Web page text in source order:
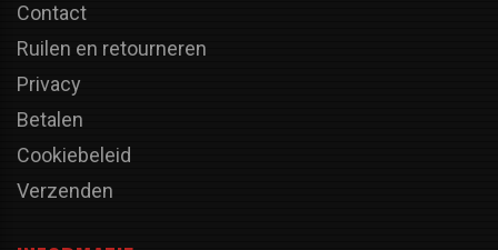
Contact
Ruilen en retourneren
Privacy
Betalen
Cookiebeleid
Verzenden